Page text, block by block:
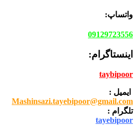
واتساپ:
09129723556
اینستاگرام:
taybipoor
ایمیل :
Mashinsazi.tayebipoor@gmail.com
تلگرام :
tayebipoor